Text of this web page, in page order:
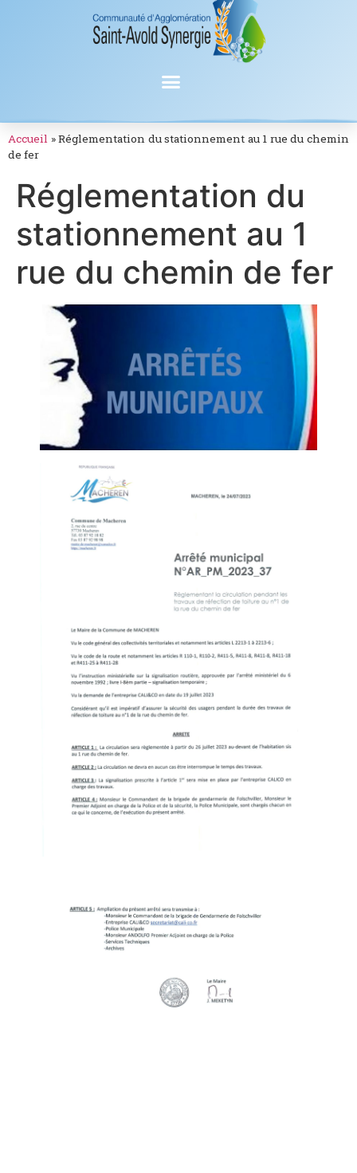
Accueil »Réglementation du stationnement au 1 rue du chemin
de fer
Réglementation du
stationnement au 1
rue du chemin de fer